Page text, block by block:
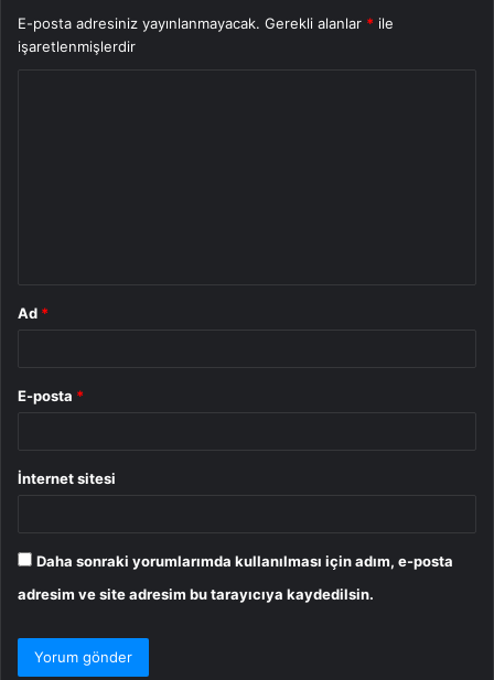
E-posta adresiniz yayınlanmayacak. Gerekli alanlar * ile
işaretlenmişlerdir
Ad *
E-posta *
İnternet sitesi
Daha sonraki yorumlarımda kullanılması için adım, e-posta
adresim ve site adresim bu tarayıcıya kaydedilsin.